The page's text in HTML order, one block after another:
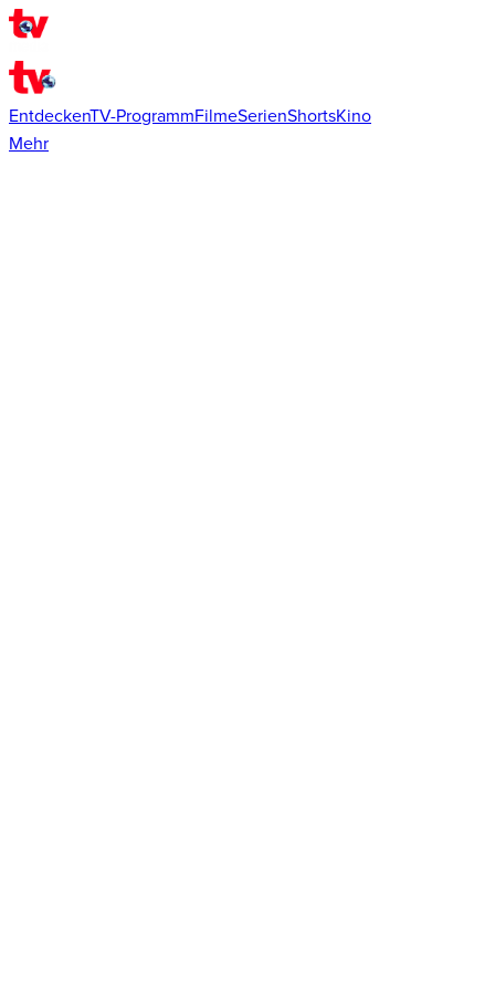
EntdeckenTV-ProgrammFilmeSerienShortsKino
Mehr